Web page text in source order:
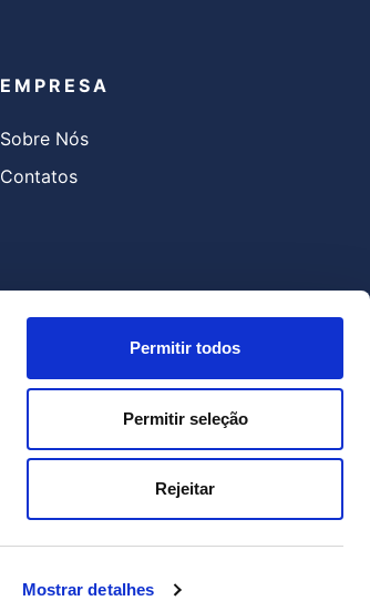
Mostrar detalhes
Permitir todos
Permitir seleção
Rejeitar
EMPRESA
Sobre Nós
Contatos